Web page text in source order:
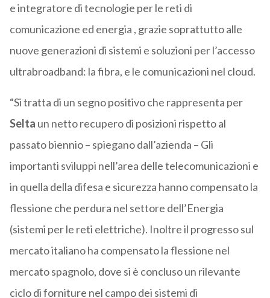
e integratore di tecnologie per le reti di
comunicazione ed energia , grazie soprattutto alle
nuove generazioni di sistemi e soluzioni per l’accesso
ultrabroadband: la fibra, e le comunicazioni nel cloud.
“Si tratta di un segno positivo che rappresenta per
Selta un netto recupero di posizioni rispetto al
passato biennio – spiegano dall’azienda – Gli
importanti sviluppi nell’area delle telecomunicazioni e
in quella della difesa e sicurezza hanno compensato la
flessione che perdura nel settore dell’Energia
(sistemi per le reti elettriche). Inoltre il progresso sul
mercato italiano ha compensato la flessione nel
mercato spagnolo, dove si è concluso un rilevante
ciclo di forniture nel campo dei sistemi di